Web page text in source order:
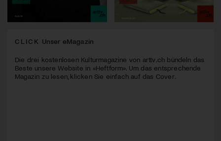
CLICK Unser eMagazin
Die drei kostenlosen Kulturmagazine von arttv.ch bündeln das
Beste unsere Website in «Heftform». Um das entsprechende
Magazin zu lesen, klicken Sie einfach auf das Cover.